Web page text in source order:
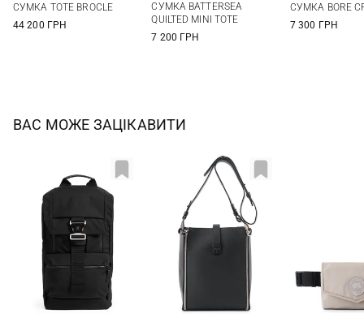
СУМКА TOTE BROCLE
44 200 ГРН
СУМКА BATTERSEA
QUILTED MINI TOTE
7 200 ГРН
СУМКА BORE
7 300 ГРН
ВАС МОЖЕ ЗАЦІКАВИТИ